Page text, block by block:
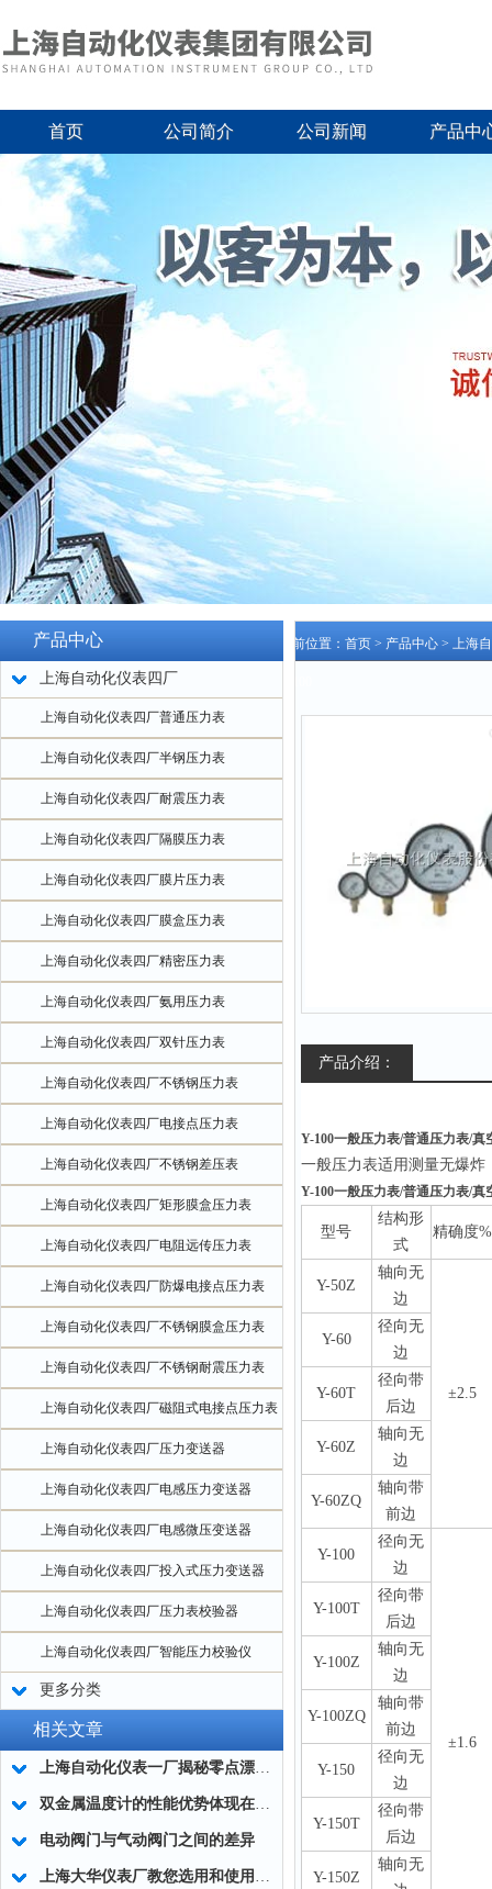
首页 公司简介 公司新闻 产品中
产品中心
上海自动化仪表四厂
上海自动化仪表四厂普通压力表
上海自动化仪表四厂半钢压力表
上海自动化仪表四厂耐震压力表
上海自动化仪表四厂隔膜压力表
上海自动化仪表四厂膜片压力表
上海自动化仪表四厂膜盒压力表
上海自动化仪表四厂精密压力表
上海自动化仪表四厂氨用压力表
上海自动化仪表四厂双针压力表
上海自动化仪表四厂不锈钢压力表
上海自动化仪表四厂电接点压力表
上海自动化仪表四厂不锈钢差压表
上海自动化仪表四厂矩形膜盒压力表
上海自动化仪表四厂电阻远传压力表
上海自动化仪表四厂防爆电接点压力表
上海自动化仪表四厂不锈钢膜盒压力表
上海自动化仪表四厂不锈钢耐震压力表
上海自动化仪表四厂磁阻式电接点压力表
上海自动化仪表四厂压力变送器
上海自动化仪表四厂电感压力变送器
上海自动化仪表四厂电感微压变送器
上海自动化仪表四厂投入式压力变送器
上海自动化仪表四厂压力表校验器
上海自动化仪表四厂智能压力校验仪
更多分类
相关文章
上海自动化仪表一厂揭秘零点漂移的原因和解决办法
双金属温度计的性能优势体现在哪里呢？
电动阀门与气动阀门之间的差异
上海大华仪表厂教您选用和使用高温熔体压力传感器
当前位置： 首页 > 产品中心 > 上海
产品介绍：
Y-100一般压力表/普通压力表/真
一般压力表适用测量无爆
Y-100一般压力表/普通压力表/
型号
结构形
式
精确度%
Y-50Z
轴向无
边
±2.5
Y-60
径向无
边
Y-60T
径向带
后边
Y-60Z
轴向无
边
Y-60ZQ
轴向带
前边
Y-100
径向无
边
±1.6
Y-100T
径向带
后边
Y-100Z
轴向无
边
Y-100ZQ
轴向带
前边
Y-150
径向无
边
Y-150T
径向带
后边
Y-150Z
轴向无